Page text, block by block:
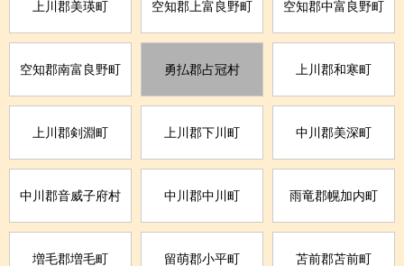
上川郡美瑛町 空知郡上富良野町 空知郡中富良野町
空知郡南富良野町 勇払郡占冠村 上川郡和寒町
上川郡剣淵町 上川郡下川町 中川郡美深町
中川郡音威子府村 中川郡中川町 雨竜郡幌加内町
増毛郡増毛町 留萌郡小平町 苫前郡苫前町